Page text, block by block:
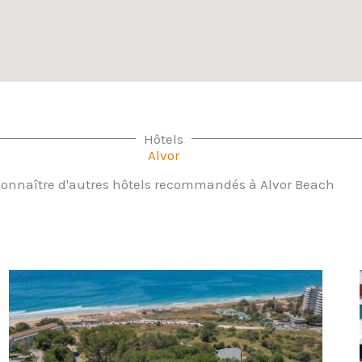
Hôtels
Alvor
d'autres hôtels recommandés à Alvor Beach